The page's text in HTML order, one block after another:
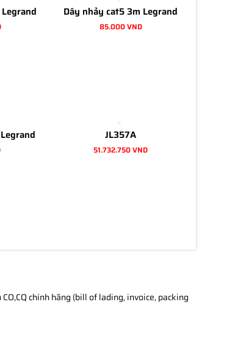
Dây nhảy cat5 3m Legrand
85.000 VND
JL357A
51.732.750 VND
chính hãng (bill of lading, invoice, packing